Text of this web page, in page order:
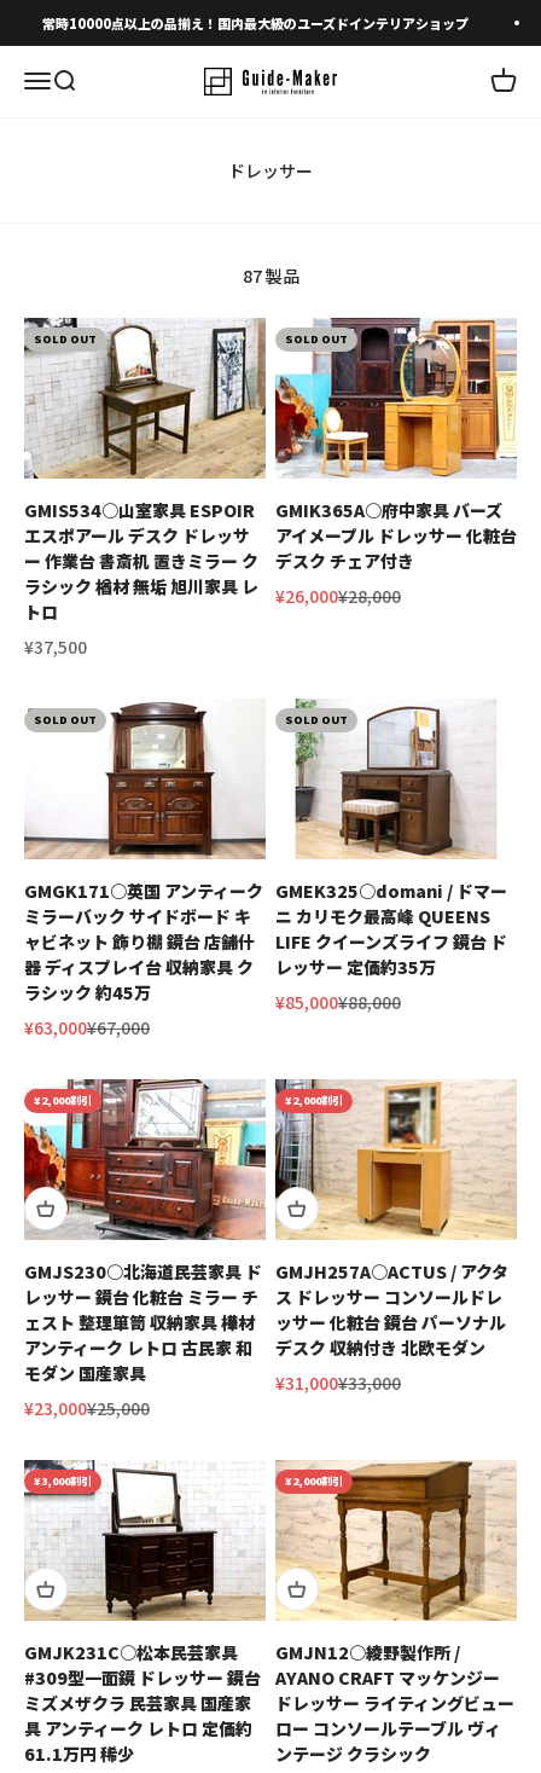
コンテンツへスキップ
常時10000点以上の品揃え！国内最大級のユーズドインテリアショップ
メニューを開く
検索を開く カー
87 製品
SOLD OUT
GMIS534○山室家具 ESPOIR
エスポアール デスク ドレッサ
ー 作業台 書斎机 置きミラー ク
ラシック 楢材 無垢 旭川家具 レ
トロ
セール価格
¥37,500
SOLD OUT
GMIK365A○府中家具 バーズ
アイメープル ドレッサー 化粧台
デスク チェア付き
セール価格
¥26,000通常価格
¥28,000
SOLD OUT
GMGK171○英国 アンティーク
ミラーバック サイドボード キ
ャビネット 飾り棚 鏡台 店舗什
器 ディスプレイ台 収納家具 ク
ラシック 約45万
セール価格
¥63,000通常価格
¥67,000
SOLD OUT
GMEK325○domani / ドマー
ニ カリモク最高峰 QUEENS
LIFE クイーンズライフ 鏡台 ド
レッサー 定価約35万
セール価格
¥85,000通常価格
¥88,000
¥2,000割引
GMJS230○北海道民芸家具 ド
レッサー 鏡台 化粧台 ミラー チ
ェスト 整理箪笥 収納家具 樺材
アンティーク レトロ 古民家 和
モダン 国産家具
セール価格
¥23,000通常価格
¥25,000
¥2,000割引
GMJH257A○ACTUS / アクタ
ス ドレッサー コンソールドレ
ッサー 化粧台 鏡台 パーソナル
デスク 収納付き 北欧モダン
セール価格
¥31,000通常価格
¥33,000
¥3,000割引
GMJK231C○松本民芸家具
#309型一面鏡 ドレッサー 鏡台
ミズメザクラ 民芸家具 国産家
具 アンティーク レトロ 定価約
61.1万円 稀少
¥2,000割引
GMJN12○綾野製作所 /
AYANO CRAFT マッケンジー
ドレッサー ライティングビュー
ロー コンソールテーブル ヴィ
ンテージ クラシック